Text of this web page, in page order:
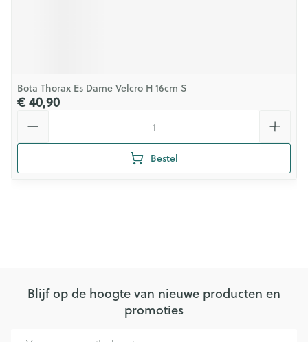
Bota Thorax Es Dame Velcro H 16cm S
€ 40,90
Bestel
Blijf op de hoogte van nieuwe producten en
promoties